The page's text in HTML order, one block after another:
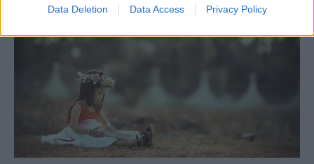
Data Deletion Data Access Privacy Policy